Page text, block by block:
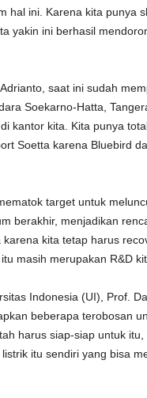
hal ini. Karena kita punya
yakin ini berhasil
saat ini sudah
Soekarno-Hatta,
kantor kita. Kita punya
Soetta karena Bluebird
target untuk
berakhir, menjadikan
kita tetap harus
masih merupakan R&D
Indonesia (UI), Prof.
beberapa terobosan
harus siap-siap untuk
itu sendiri yang bisa